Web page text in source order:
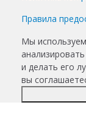
Правила
Мы
и делать его
вы